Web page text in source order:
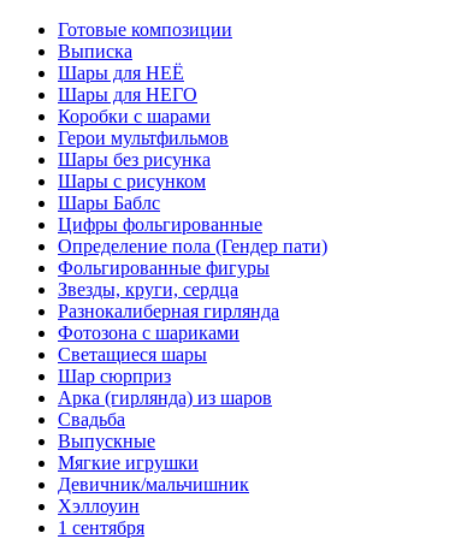
Готовые композиции
Выписка
Шары для НЕЁ
Шары для НЕГО
Коробки с шарами
Герои мультфильмов
Шары без рисунка
Шары с рисунком
Шары Баблс
Цифры фольгированные
Определение пола (Гендер пати)
Фольгированные фигуры
Звезды, круги, сердца
Разнокалиберная гирлянда
Фотозона с шариками
Светащиеся шары
Шар сюрприз
Арка (гирлянда) из шаров
Свадьба
Выпускные
Мягкие игрушки
Девичник/мальчишник
Хэллоуин
1 сентября